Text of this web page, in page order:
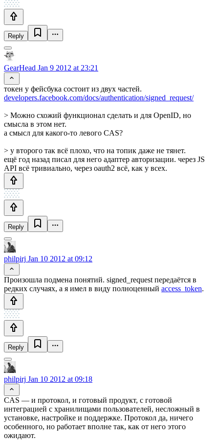
Reply
GearHead Jan 9 2012 at 23:21
токен у фейсбука состоит из двух частей.
developers.facebook.com/docs/authentication/signed_request/
> Можно схожий функционал сделать и для OpenID, но
смысла в этом нет.
а смысл для какого-то левого CAS?
> у второго так всё плохо, что на топик даже не тянет.
ещё год назад писал для него адаптер авторизации. через JS
API всё тривиально, через oauth2 всё, как у всех.
Reply
philpirj Jan 10 2012 at 09:12
Произошла подмена понятий. signed_request передаётся в
редких случаях, а я имел в виду полноценный access_token.
Reply
philpirj Jan 10 2012 at 09:18
CAS — и протокол, и готовый продукт, с готовой
интеграцией с хранилищами пользователей, несложный в
установке, настройке и поддержке. Протокол да, ничего
особенного, но работает вполне так, как от него этого
ожидают.